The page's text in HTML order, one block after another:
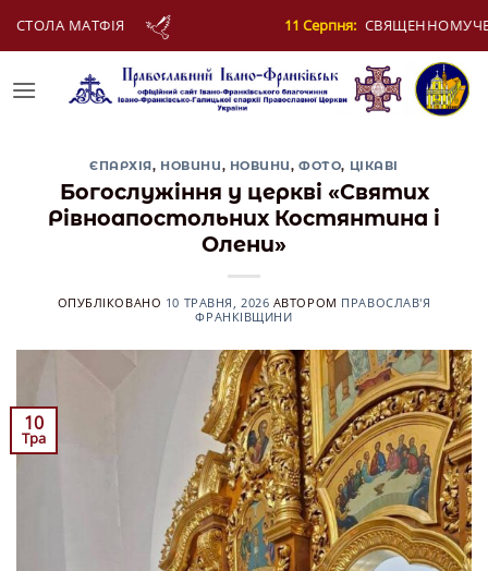
Серпня: СВЯЩЕННОМУЧЕНИКА ЄВПЛА, АРХІДИЯКОНА
ЄПАРХІЯ, НОВИНИ, НОВИНИ,ФОТО, ЦІКАВІ
Богослужіння у церкві «Святих
Рівноапостольних Костянтина і
Олени»
ОПУБЛІКОВАНО 10 ТРАВНЯ, 2026 АВТОРОМ ПРАВОСЛАВ'Я
ФРАНКІВЩИНИ
10
Тра